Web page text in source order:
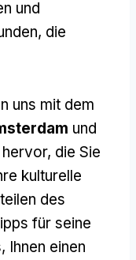
und
die
uns mit dem
und
die Sie
kulturelle
des
für seine
Ihnen einen